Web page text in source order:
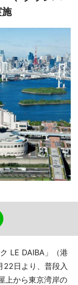
LE DAIBA」（港
22日より、普段入
上から東京湾岸の